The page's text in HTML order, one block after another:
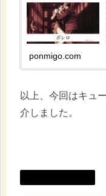
ponmigo.com
以上、今回はキュ
介しました。